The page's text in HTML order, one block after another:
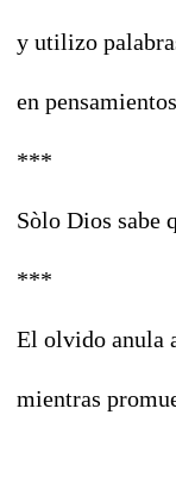
y utilizo
en
***
Sòlo Dios sabe
***
El olvido anula
mientras